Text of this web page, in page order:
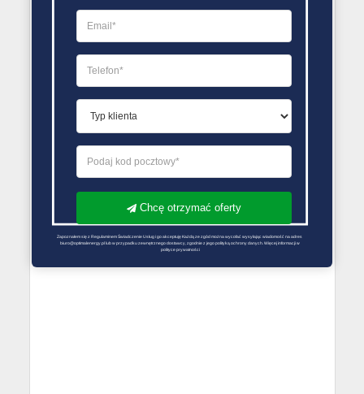
rozliczeniem należności ze starą firmą i
zapłaceniem faktur, a następne rachunki będą już
przesyłane przez nowego dostawcę paliwa
gazowego..
PORÓWNYWARKA OFERT GAZU
Chcę otrzymać oferty
Zapoznałem się z Regulaminem Świadczenie Usług i go akceptuję Każdą ze zgód można wycofać wysyłając wiadomość na adres
biuro@optimalenergy.pl lub w przypadku zewnętrznego dostawcy, zgodnie z jego polityką ochrony danych. Więcej informacji w
polityce prywatności